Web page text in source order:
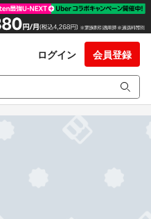
ログイン 会員登録